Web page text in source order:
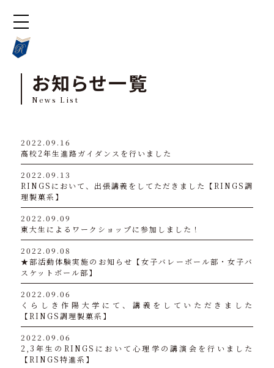
お知らせ一覧
News List
2022.09.16
高校2年生進路ガイダンスを行いました
2022.09.13
RINGSにおいて、出張講義をしてただきました【RINGS調
理製菓系】
2022.09.09
東大生によるワークショップに参加しました！
2022.09.08
★部活動体験実施のお知らせ【女子バレーボール部・女子バ
スケットボール部】
2022.09.06
くらしき作陽大学にて、講義をしていただきました
【RINGS調理製菓系】
2022.09.06
2,3年生のRINGSにおいて心理学の講演会を行いました
【RINGS特進系】